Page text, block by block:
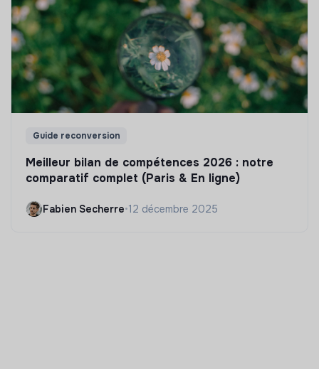
Guide reconversion
Meilleur bilan de compétences 2026 : notre
comparatif complet (Paris & En ligne)
Fabien Secherre•12 décembre 2025